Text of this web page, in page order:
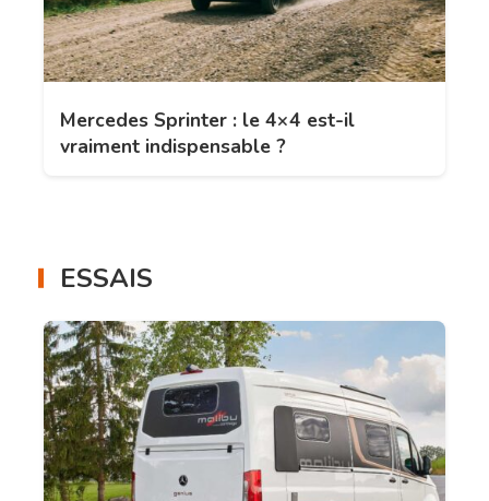
Mercedes Sprinter : le 4×4 est-il
vraiment indispensable ?
ESSAIS